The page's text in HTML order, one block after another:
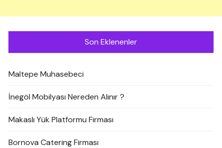
Son Eklenenler
Maltepe Muhasebeci
İnegöl Mobilyası Nereden Alınır ?
Makaslı Yük Platformu Firması
Bornova Catering Firması